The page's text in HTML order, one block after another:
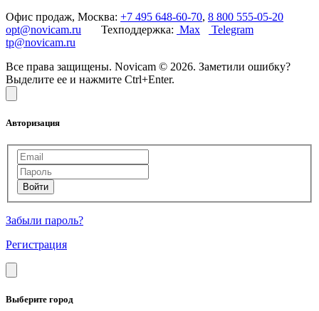
Офис продаж, Москва: +7 495 648-60-70, 8 800 555-05-20
opt@novicam.ru Техподдержка: Max
Telegram
tp@novicam.ru
Все права защищены. Novicam © 2026. Заметили ошибку?
Выделите ее и нажмите Ctrl+Enter.
Авторизация
Забыли пароль?
Регистрация
Выберите город